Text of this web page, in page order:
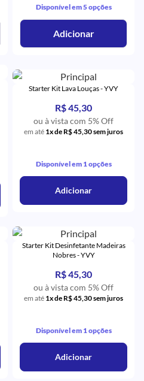
Disponível em 5 opções
Adicionar
Starter Kit Lava Louças - YVY
R$ 45,30
ou à vista com 5% Off
em até 1x de R$ 45,30 sem juros
Disponível em 1 opções
Adicionar
Starter Kit Desinfetante Madeiras
Nobres - YVY
R$ 45,30
ou à vista com 5% Off
em até 1x de R$ 45,30 sem juros
Disponível em 1 opções
Adicionar